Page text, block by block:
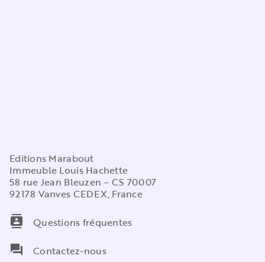
Editions Marabout
Immeuble Louis Hachette
58 rue Jean Bleuzen – CS 70007
92178 Vanves CEDEX, France
contacts
Questions fréquentes
question_answer
Contactez-nous